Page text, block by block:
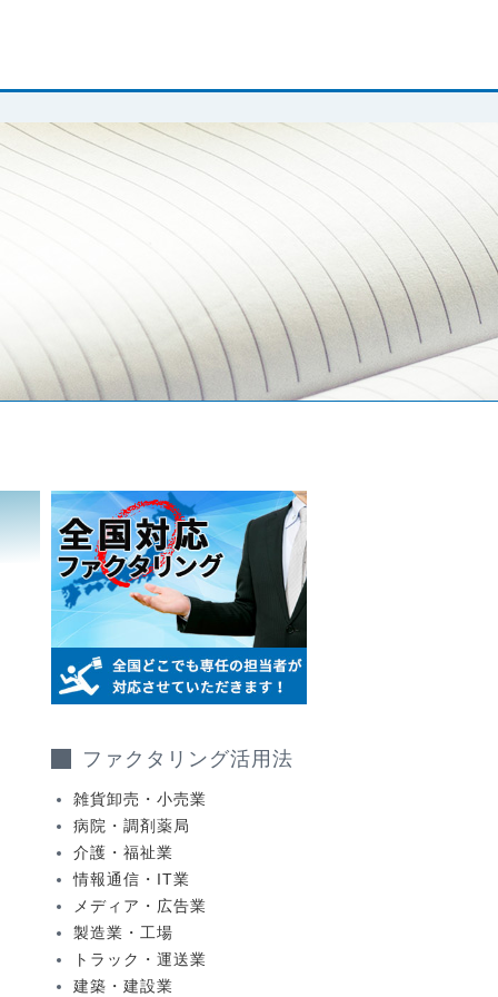
ファクタリング活用法
雑貨卸売・小売業
病院・調剤薬局
介護・福祉業
情報通信・IT業
メディア・広告業
製造業・工場
トラック・運送業
建築・建設業